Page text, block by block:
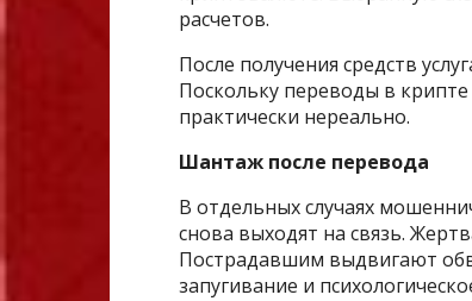
расчетов.
После получения средств
Поскольку переводы в
практически нереально.
Шантаж после перевода
В отдельных случаях
снова выходят на связь.
Пострадавшим выдвигают
запугивание и